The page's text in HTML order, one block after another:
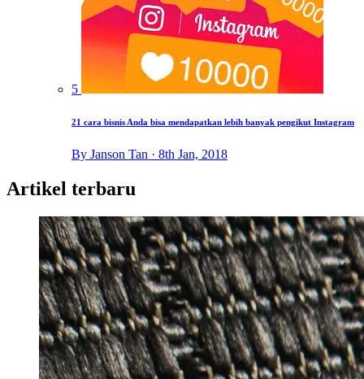
5
21 cara bisnis Anda bisa mendapatkan lebih banyak pengikut Instagram
By Janson Tan · 8th Jan, 2018
Artikel terbaru